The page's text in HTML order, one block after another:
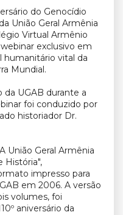
do Genocídio
União Geral Armênia
Virtual Armênio
exclusivo em
humanitário vital da
Mundial.
da UGAB durante a
foi conduzido por
historiador Dr.
União Geral Armênia
História",
impresso para
em 2006. A versão
volumes, foi
aniversário da